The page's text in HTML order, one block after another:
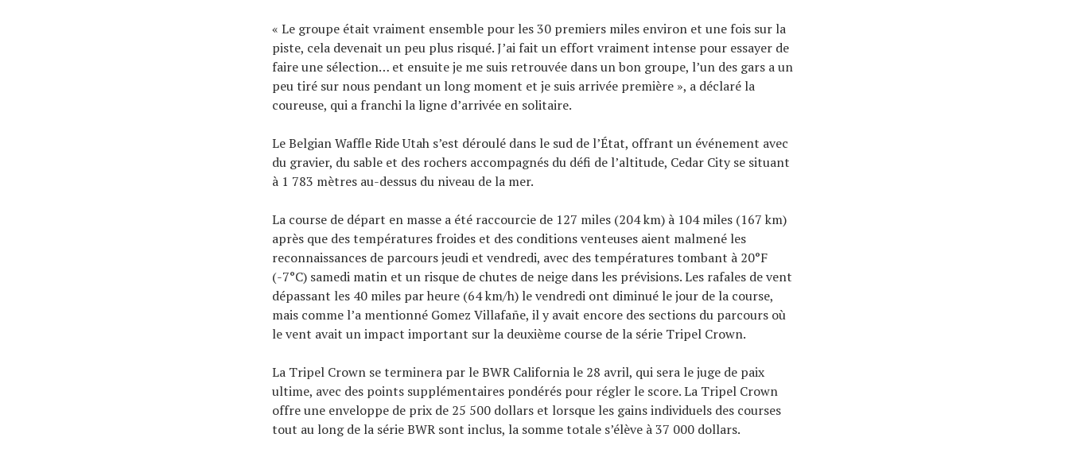
« Le groupe était vraiment ensemble pour les 30 premiers miles environ et une fois sur la
piste, cela devenait un peu plus risqué. J’ai fait un effort vraiment intense pour essayer de
faire une sélection… et ensuite je me suis retrouvée dans un bon groupe, l’un des gars a un
peu tiré sur nous pendant un long moment et je suis arrivée première », a déclaré la
coureuse, qui a franchi la ligne d’arrivée en solitaire.
Le Belgian Waffle Ride Utah s’est déroulé dans le sud de l’État, offrant un événement avec
du gravier, du sable et des rochers accompagnés du défi de l’altitude, Cedar City se situant
à 1 783 mètres au-dessus du niveau de la mer.
La course de départ en masse a été raccourcie de 127 miles (204 km) à 104 miles (167 km)
après que des températures froides et des conditions venteuses aient malmené les
reconnaissances de parcours jeudi et vendredi, avec des températures tombant à 20°F
(-7°C) samedi matin et un risque de chutes de neige dans les prévisions. Les rafales de vent
dépassant les 40 miles par heure (64 km/h) le vendredi ont diminué le jour de la course,
mais comme l’a mentionné Gomez Villafañe, il y avait encore des sections du parcours où
le vent avait un impact important sur la deuxième course de la série Tripel Crown.
La Tripel Crown se terminera par le BWR California le 28 avril, qui sera le juge de paix
ultime, avec des points supplémentaires pondérés pour régler le score. La Tripel Crown
offre une enveloppe de prix de 25 500 dollars et lorsque les gains individuels des courses
tout au long de la série BWR sont inclus, la somme totale s’élève à 37 000 dollars.